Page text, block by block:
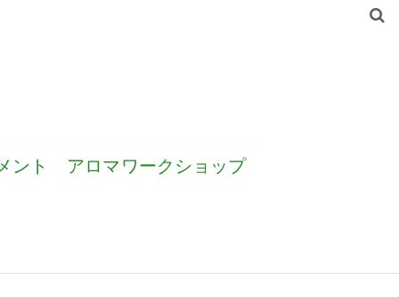
ント アロマワークショップ